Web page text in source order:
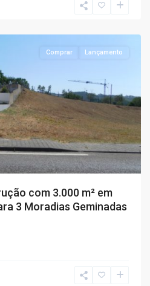
Comprar Lançamento
com 3.000 m² em
3 Moradias Geminadas